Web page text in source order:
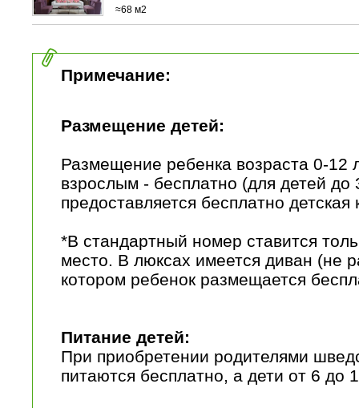
≈68 м2
Примечание:
Размещение детей:
Размещение ребенка возраста 0-12
взрослым - бесплатно (для детей до
предоставляется бесплатно детская
*В стандартный номер ставится
место. В люксах имеется диван (не
котором ребенок размещается
Питание детей:
При приобретении родителями
питаются бесплатно, а дети от 6 до